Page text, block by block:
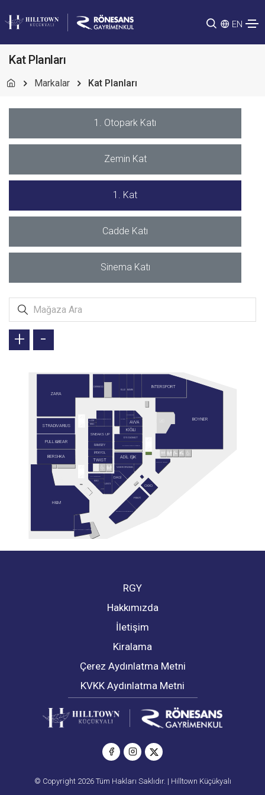
EN
Kat Planları
Markalar Kat Planları
1. Otopark Katı
Zemin Kat
1. Kat
Cadde Katı
Sinema Katı
ADİL IŞIK
ALTINBAŞ
ALTINYILDIZ CLASSICS
AVVA
BAMBİ
BERSHKA
BOYNER
CARTER'S
CONVERSE
DAGİ
DERİMOD
D'S DAMAT
ELLE
G-LINGERIE
GUSTO
H&M
INTERSPORT
İPEKYOL
KİĞILI
KİKO
LEVI'S
LİZAY
OXXO
PENTİ
PULL&BEAR
RAMSEY
SARAY MUHALLEBİCİSİ
SNEAKS UP
STRADIVARIUS MAC
TERGAN
TWIST
VAKKORAMA
ZARA
+ -
RGY
Hakkımızda
İletişim
Kiralama
Çerez Aydınlatma Metni
KVKK Aydınlatma Metni
© Copyright 2026 Tüm Hakları Saklıdır. | Hilltown Küçükyalı